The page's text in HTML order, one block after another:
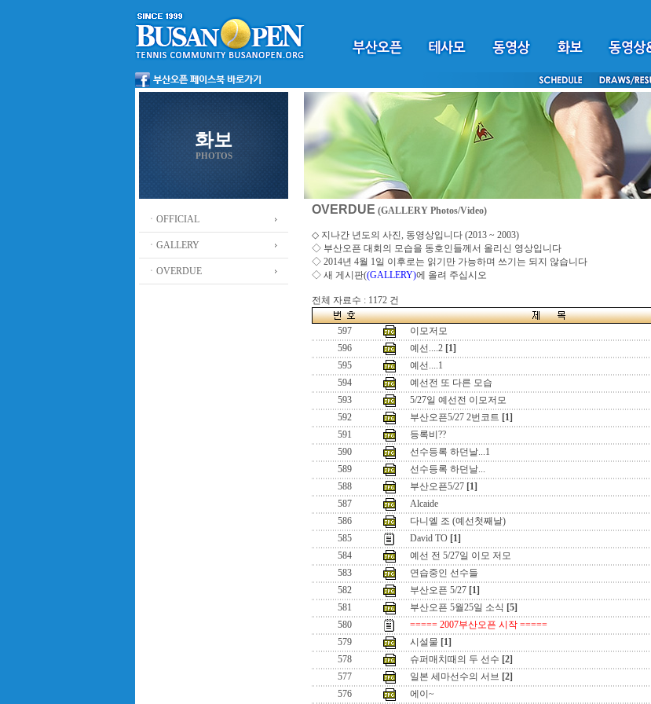
화보
PHOTOS
ㆍOFFICIAL
ㆍGALLERY
ㆍOVERDUE
OVERDUE (GALLERY Photos/Video)
◇ 지나간 년도의 사진, 동영상입니다 (2013 ~ 2003)
◇ 부산오픈 대회의 모습을 동호인들께서 올리신 영상입니다
◇ 2014년 4월 1일 이후로는 읽기만 가능하며 쓰기는 되지 않습니다
◇ 새 게시판((GALLERY)에 올려 주십시오
전체 자료수 : 1172 건
597 이모저모
596
예선....2 [1]
595
예선....1
594
예선전 또 다른 모습
593
5/27일 예선전 이모저모
592
부산오픈5/27 2번코트 [1]
591
등록비??
590
선수등록 하던날...1
589
선수등록 하던날...
588
부산오픈5/27 [1]
587
Alcaide
586
다니엘 조 (예선첫째날)
585
David TO [1]
584
예선 전 5/27일 이모 저모
583
연습중인 선수들
582
부산오픈 5/27 [1]
581
부산오픈 5월25일 소식 [5]
580
===== 2007부산오픈 시작 =====
579
시설물 [1]
578
슈퍼매치때의 두 선수 [2]
577
일본 세마선수의 서브 [2]
576
에이~